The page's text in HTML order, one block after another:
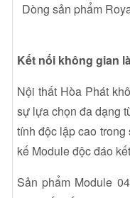
Dòng sản phẩm
Kết nối không gian
Nội thất Hòa Phát
sự lựa chọn đa dạng
tính độc lập cao
kế Module độc đáo
Sản phẩm Module